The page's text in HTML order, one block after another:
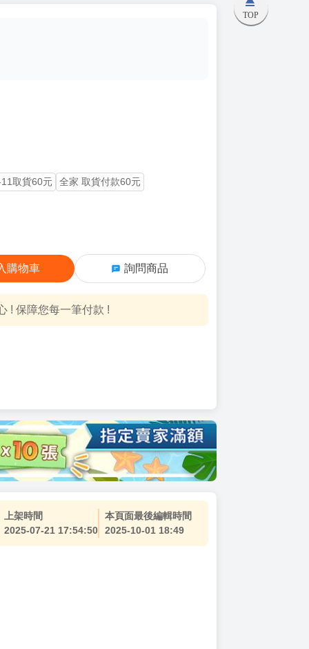
TOP
取貨60元
全家 取貨付款60元
購物車 詢問商品
! 保障您每一筆付款 !